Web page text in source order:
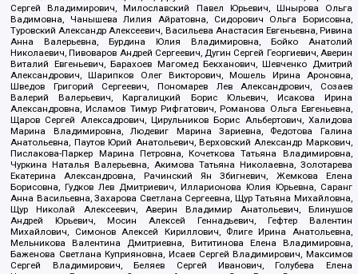
Сергей Владимирович, Милославский Павел Юрьевич, Шнырова Ольга
Вадимовна, Чанышева Лилия Айратовна, Сидорович Ольга Борисовна,
Туровский Александр Алексеевич, Васильева Анастасия Евгеньевна, Ривина
Анна Валерьевна, Бурдина Юлия Владимировна, Бойко Анатолий
Николаевич, Пивоваров Андрей Сергеевич, Дугин Сергей Георгиевич, Аверин
Виталий Евгеньевич, Барахоев Магомед Бекханович, Шевченко Дмитрий
Александрович, Шарипков Олег Викторович, Мошель Ирина Ароновна,
Шведов Григорий Сергеевич, Пономарев Лев Александрович, Созаев
Валерий Валерьевич, Каргалицкий Борис Юльевич, Исакова Ирина
Александровна, Исламов Тимур Рифгатович, Романова Ольга Евгеньевна,
Щаров Сергей Алексадрович, Цирульников Борис Альбертович, Халидова
Марина Владимировна, Людевиг Марина Зариевна, Федотова Галина
Анатольевна, Паутов Юрий Анатольевич, Верховский Александр Маркович,
Пислакова-Паркер Марина Петровна, Кочеткова Татьяна Владимировна,
Чуркина Наталья Валерьевна, Акимова Татьяна Николаевна, Золотарева
Екатерина Александровна, Рачинский Ян Збигневич, Жемкова Елена
Борисовна, Гудков Лев Дмитриевич, Илларионова Юлия Юрьевна, Саранг
Анна Васильевна, Захарова Светлана Сергеевна, Щур Татьяна Михайловна,
Щур Николай Алексеевич, Аверин Владимир Анатольевич, Блинушов
Андрей Юрьевич, Мосин Алексей Геннадьевич, Гефтер Валентин
Михайлович, Симонов Алексей Кириллович, Флиге Ирина Анатольевна,
Мельникова Валентина Дмитриевна, Вититинова Елена Владимировна,
Баженова Светлана Куприяновна, Исаев Сергей Владимирович, Максимов
Сергей Владимирович, Беляев Сергей Иванович, Голубева Елена